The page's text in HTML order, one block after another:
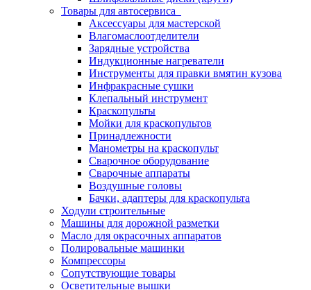
Товары для автосервиса
Аксессуары для мастерской
Влагомаслоотделители
Зарядные устройства
Индукционные нагреватели
Инструменты для правки вмятин кузова
Инфракрасные сушки
Клепальный инструмент
Краскопульты
Мойки для краскопультов
Принадлежности
Манометры на краскопульт
Сварочное оборудование
Сварочные аппараты
Воздушные головы
Бачки, адаптеры для краскопульта
Ходули строительные
Машины для дорожной разметки
Масло для окрасочных аппаратов
Полировальные машинки
Компрессоры
Сопутствующие товары
Осветительные вышки